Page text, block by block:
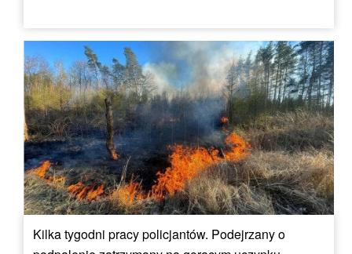
Kilka tygodni pracy policjantów. Podejrzany o